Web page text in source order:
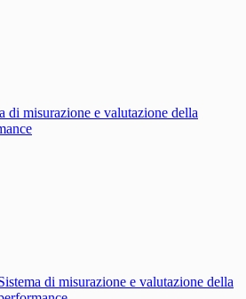
di misurazione e valutazione della
di misurazione e valutazione della